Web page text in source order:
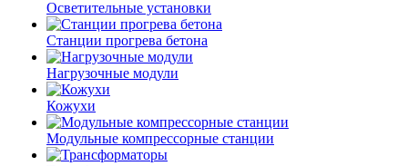
Осветительные установки
Станции прогрева бетона
Нагрузочные модули
Кожухи
Модульные компрессорные станции